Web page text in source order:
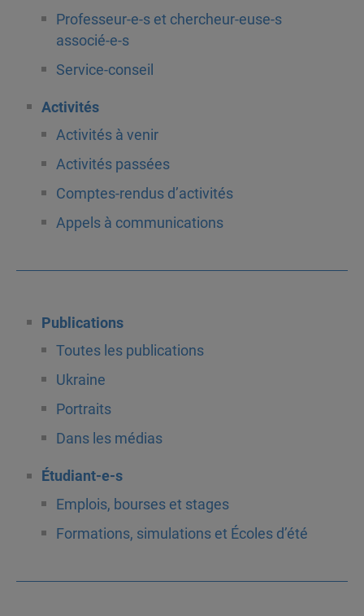
Professeur-e-s et chercheur-euse-s
associé-e-s
Service-conseil
Activités
Activités à venir
Activités passées
Comptes-rendus d’activités
Appels à communications
Publications
Toutes les publications
Ukraine
Portraits
Dans les médias
Étudiant-e-s
Emplois, bourses et stages
Formations, simulations et Écoles d’été